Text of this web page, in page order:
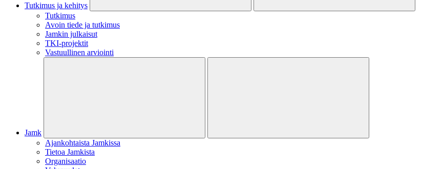
Tutkimus ja kehitys
Tutkimus
Avoin tiede ja tutkimus
Jamkin julkaisut
TKI-projektit
Vastuullinen arviointi
Jamk
Ajankohtaista Jamkissa
Tietoa Jamkista
Organisaatio